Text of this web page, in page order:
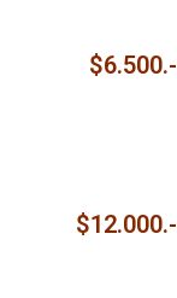
$6.500.-
$12.000.-